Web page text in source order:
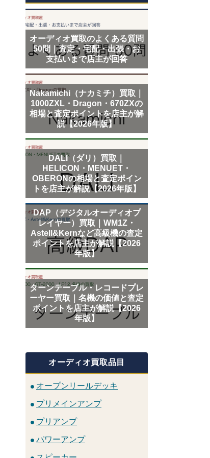
オーディオ買取のよくある質問
50問｜査定・宅配・出張・お
支払いまで店主が回答
Nakamichi（ナカミチ）買取｜
1000ZXL・Dragon・670ZXの
相場と査定ポイントを店主が解
説【2026年版】
DALI（ダリ）買取｜
HELICON・MENUET・
OBERONの相場と査定ポイン
トを店主が解説【2026年版】
DAP（デジタルオーディオプ
レイヤー）買取｜WM1Z・
Astell&Kernなど高級機の査定
ポイントを店主が解説【2026
年版】
ターンテーブル・レコードプレ
ーヤー買取｜名機の価値と査定
ポイントを店主が解説【2026
年版】
オーディオ買取品目
オープンリールデッキ
プリメインアンプ
プリアンプ
パワーアンプ